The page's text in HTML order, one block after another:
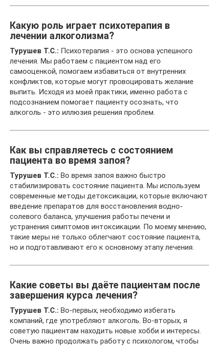
Какую роль играет психотерапия в
лечении алкоголизма?
Турушев Т.С.: Психотерапия - это основа успешного
лечения. Мы работаем с пациентом над его
самооценкой, помогаем избавиться от внутренних
конфликтов, которые могут провоцировать желание
выпить. Исходя из моей практики, именно работа с
подсознанием помогает пациенту осознать, что
алкоголь - это иллюзия решения проблем.
Как вы справляетесь с состоянием
пациента во время запоя?
Турушев Т.С.: Во время запоя важно быстро
стабилизировать состояние пациента. Мы используем
современные методы детоксикации, которые включают
введение препаратов для восстановления водно-
солевого баланса, улучшения работы печени и
устранения симптомов интоксикации. По моему мнению,
такие меры не только облегчают состояние пациента,
но и подготавливают его к основному этапу лечения.
Какие советы вы даёте пациентам после
завершения курса лечения?
Турушев Т.С.: Во-первых, необходимо избегать
компаний, где употребляют алкоголь. Во-вторых, я
советую пациентам находить новые хобби и интересы.
Очень важно продолжать работу с психологом, чтобы